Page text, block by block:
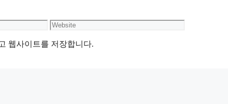
Website
웹사이트를 저장합니다.